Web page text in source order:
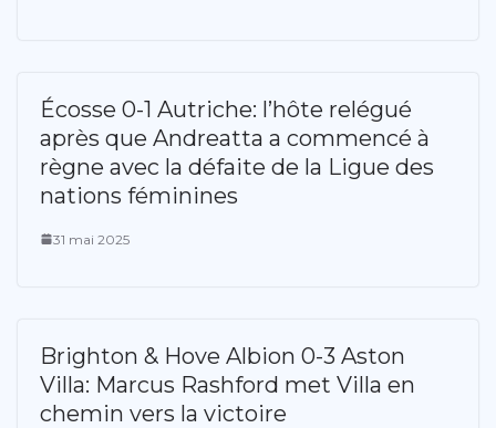
Écosse 0-1 Autriche: l’hôte relégué
après que Andreatta a commencé à
règne avec la défaite de la Ligue des
nations féminines
31 mai 2025
Brighton & Hove Albion 0-3 Aston
Villa: Marcus Rashford met Villa en
chemin vers la victoire